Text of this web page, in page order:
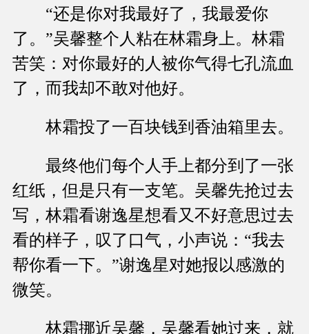
“还是你对我最好了，我最爱你
了。”吴馨整个人粘在林霜身上。林霜
苦笑：对你最好的人被你气得七孔流血
了，而我却不敢对他好。
林霜投了一百块钱到香油箱里去。
最终他们每个人手上都分到了一张
红纸，但是只有一支笔。吴馨先抢过去
写，林霜看谢逸星想看又不好意思过去
看的样子，叹了口气，小声说：“我去
帮你看一下。”谢逸星对她报以感激的
微笑。
林霜挪近吴馨，吴馨看她过来，就